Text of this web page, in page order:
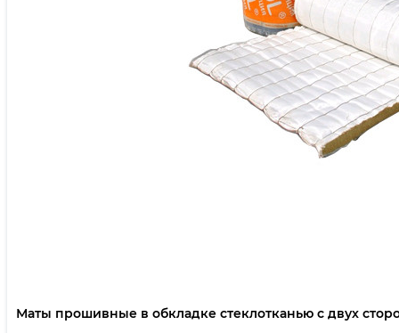
Маты прошивные в обкладке стеклотканью с двух